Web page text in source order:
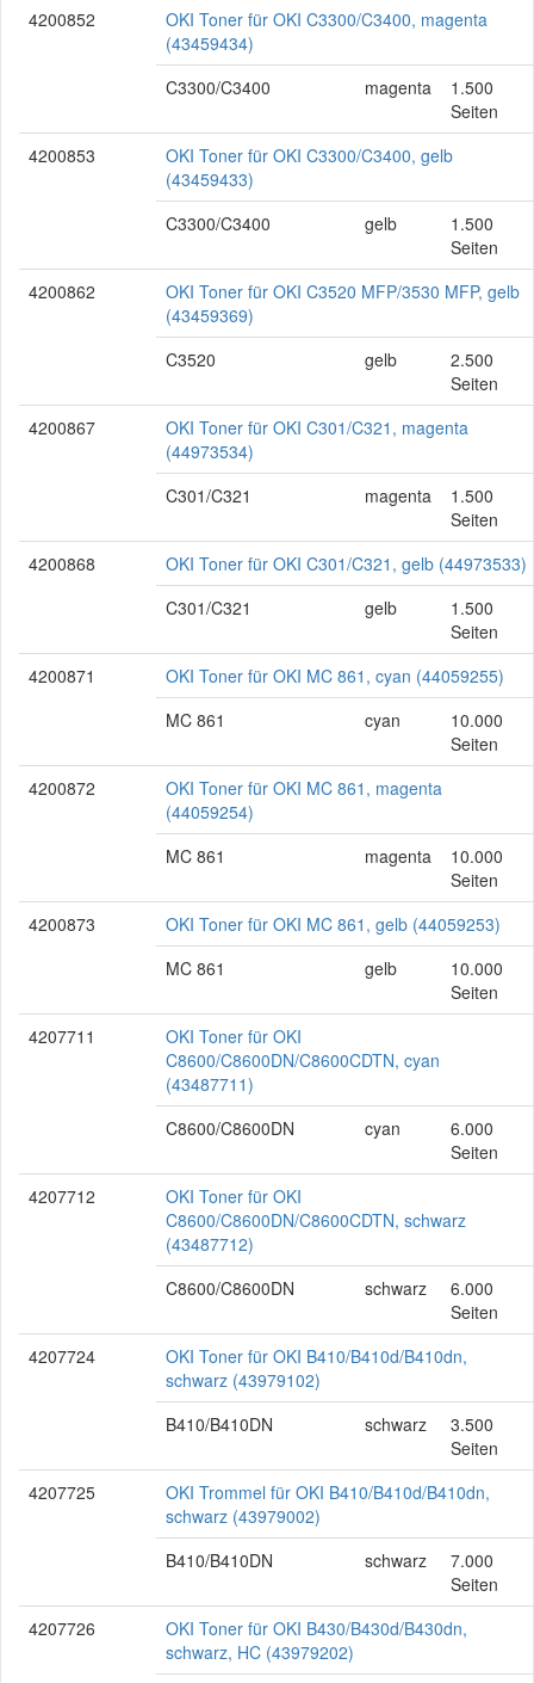
4200852
OKI Toner für OKI C3300/C3400, magenta
(43459434)
C3300/C3400
magenta
1.500
Seiten
4200853
OKI Toner für OKI C3300/C3400, gelb
(43459433)
C3300/C3400
gelb
1.500
Seiten
4200862
OKI Toner für OKI C3520 MFP/3530 MFP, gelb
(43459369)
C3520
gelb
2.500
Seiten
4200867
OKI Toner für OKI C301/C321, magenta
(44973534)
C301/C321
magenta
1.500
Seiten
4200868
OKI Toner für OKI C301/C321, gelb (44973533)
C301/C321
gelb
1.500
Seiten
4200871
OKI Toner für OKI MC 861, cyan (44059255)
MC 861
cyan
10.000
Seiten
4200872
OKI Toner für OKI MC 861, magenta
(44059254)
MC 861
magenta
10.000
Seiten
4200873
OKI Toner für OKI MC 861, gelb (44059253)
MC 861
gelb
10.000
Seiten
4207711
OKI Toner für OKI
C8600/C8600DN/C8600CDTN, cyan
(43487711)
C8600/C8600DN
cyan
6.000
Seiten
4207712
OKI Toner für OKI
C8600/C8600DN/C8600CDTN, schwarz
(43487712)
C8600/C8600DN
schwarz
6.000
Seiten
4207724
OKI Toner für OKI B410/B410d/B410dn,
schwarz (43979102)
B410/B410DN
schwarz
3.500
Seiten
4207725
OKI Trommel für OKI B410/B410d/B410dn,
schwarz (43979002)
B410/B410DN
schwarz
7.000
Seiten
4207726
OKI Toner für OKI B430/B430d/B430dn,
schwarz, HC (43979202)